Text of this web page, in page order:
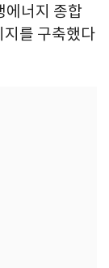
너지 종합
지를 구축했다